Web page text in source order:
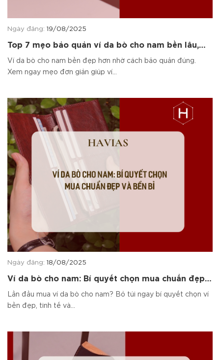
Ngày đăng: 19/08/2025
Top 7 mẹo bảo quản ví da bò cho nam bền lâu,
không bong tróc
Ví da bò cho nam bền đẹp hơn nhờ cách bảo quản đúng.
Xem ngay mẹo đơn giản giúp ví...
Ngày đăng: 18/08/2025
Ví da bò cho nam: Bí quyết chọn mua chuẩn đẹp
và bền bỉ 2025
Lần đầu mua ví da bò cho nam? Bỏ túi ngay bí quyết chọn ví
bền đẹp, tinh tế và...